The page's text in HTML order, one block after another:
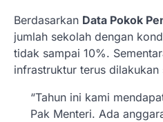
Berdasarkan Data Pokok
jumlah sekolah dengan
tidak sampai 10%.
infrastruktur terus dilakukan
“Tahun ini kami
Pak Menteri. Ada